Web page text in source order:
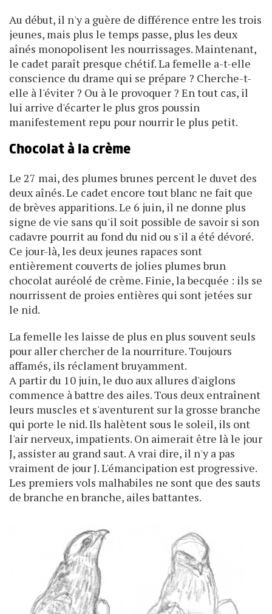
Au début, il n'y a guère de différence entre les trois
jeunes, mais plus le temps passe, plus les deux
aînés monopolisent les nourrissages. Maintenant,
le cadet paraît presque chétif. La femelle a-t-elle
conscience du drame qui se prépare ? Cherche-t-
elle à l'éviter ? Ou à le provoquer ? En tout cas, il
lui arrive d'écarter le plus gros poussin
manifestement repu pour nourrir le plus petit.
Chocolat à la crème
Le 27 mai, des plumes brunes percent le duvet des
deux aînés. Le cadet encore tout blanc ne fait que
de brèves apparitions. Le 6 juin, il ne donne plus
signe de vie sans qu'il soit possible de savoir si son
cadavre pourrit au fond du nid ou s'il a été dévoré.
Ce jour-là, les deux jeunes rapaces sont
entièrement couverts de jolies plumes brun
chocolat auréolé de crème. Finie, la becquée : ils se
nourrissent de proies entières qui sont jetées sur
le nid.
La femelle les laisse de plus en plus souvent seuls
pour aller chercher de la nourriture. Toujours
affamés, ils réclament bruyamment.
A partir du 10 juin, le duo aux allures d'aiglons
commence à battre des ailes. Tous deux entraînent
leurs muscles et s'aventurent sur la grosse branche
qui porte le nid. Ils halètent sous le soleil, ils ont
l'air nerveux, impatients. On aimerait être là le jour
J, assister au grand saut. A vrai dire, il n'y a pas
vraiment de jour J. L'émancipation est progressive.
Les premiers vols malhabiles ne sont que des sauts
de branche en branche, ailes battantes.